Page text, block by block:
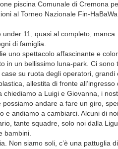
piscina Comunale di Cremona
al Torneo Nazionale Fin-
11, quasi al completo, manca
di famiglia.
uno spettacolo affascinante e
in un bellissimo luna-park. Ci sono
su ruota degli operatori, grandi
allestita di fronte all’ingresso
chiediamo a Luigi e Giovanna, i
andare a fare un giro,
e andiamo a cambiarci. Alcuni di
tante squadre, solo noi dalla
bambini.
Non siamo soli, c’è una pattuglia di